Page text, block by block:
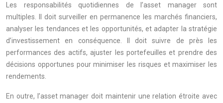
Les responsabilités quotidiennes de l’asset manager sont
multiples. Il doit surveiller en permanence les marchés financiers,
analyser les tendances et les opportunités, et adapter la stratégie
d’investissement en conséquence. Il doit suivre de près les
performances des actifs, ajuster les portefeuilles et prendre des
décisions opportunes pour minimiser les risques et maximiser les
rendements.
En outre, l’asset manager doit maintenir une relation étroite avec